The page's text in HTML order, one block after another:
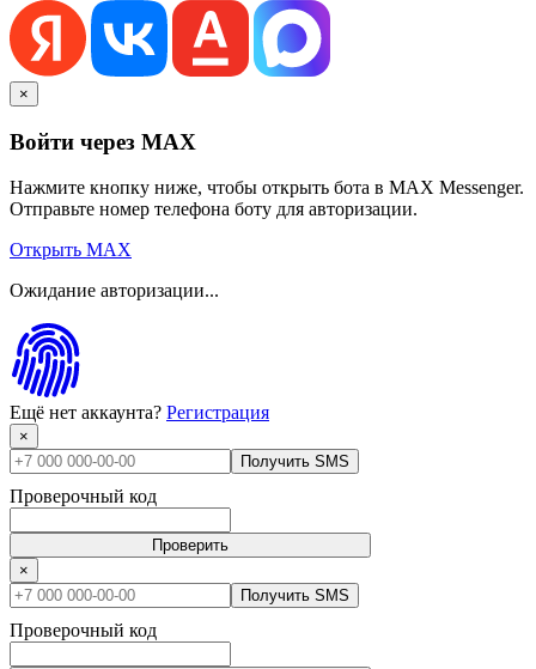
×
Войти через MAX
Нажмите кнопку ниже, чтобы открыть бота в MAX Messenger.
Отправьте номер телефона боту для авторизации.
Открыть MAX
Ожидание авторизации...
Ещё нет аккаунта? Регистрация
×
Получить SMS
Проверочный код
Проверить
×
Получить SMS
Проверочный код